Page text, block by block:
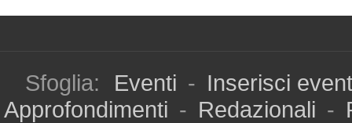
Sfoglia: Eventi - Inserisci
Approfondimenti - Redazionali -